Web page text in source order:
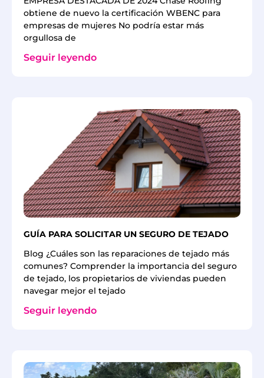
obtiene de nuevo la certificación WBENC para
empresas de mujeres No podría estar más
orgullosa de
Seguir leyendo
GUÍA PARA SOLICITAR UN SEGURO DE TEJADO
Blog ¿Cuáles son las reparaciones de tejado más
comunes? Comprender la importancia del seguro
de tejado, los propietarios de viviendas pueden
navegar mejor el tejado
Seguir leyendo